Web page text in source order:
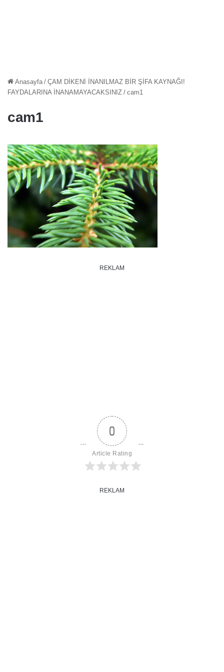
Anasayfa / ÇAM DİKENİ İNANILMAZ BİR ŞİFA KAYNAĞI!
FAYDALARINA İNANAMAYACAKSINIZ / cam1
cam1
REKLAM
0
Article Rating
REKLAM